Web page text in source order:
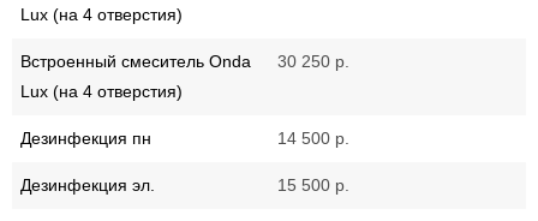
Lux (на 4 отверстия)
Встроенный смеситель Onda
Lux (на 4 отверстия)
30 250 р.
Дезинфекция пн 14 500 р.
Дезинфекция эл. 15 500 р.